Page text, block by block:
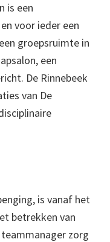
is een
voor ieder een
groepsruimte in
een
De Rinnebeek
van De
is vanaf het
betrekken van
zorg